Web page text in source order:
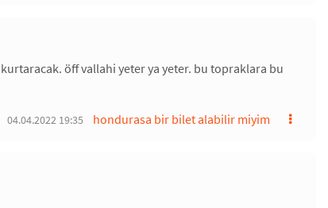
öff vallahi yeter ya yeter. bu topraklara bu
hondurasa bir bilet alabilir miyim
04.04.2022 19:35